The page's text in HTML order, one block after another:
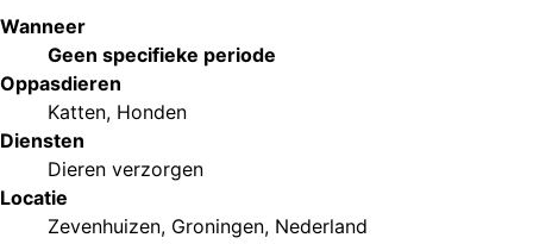
Wanneer
Geen specifieke periode
Oppasdieren
Katten, Honden
Diensten
Dieren verzorgen
Locatie
Zevenhuizen, Groningen, Nederland